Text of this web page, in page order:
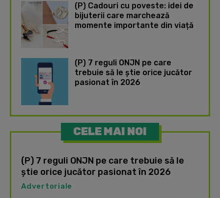
(P) Cadouri cu poveste: idei de
bijuterii care marchează
momente importante din viață
(P) 7 reguli ONJN pe care
trebuie să le știe orice jucător
pasionat în 2026
CELE MAI NOI
(P) 7 reguli ONJN pe care trebuie să le
știe orice jucător pasionat în 2026
Advertoriale